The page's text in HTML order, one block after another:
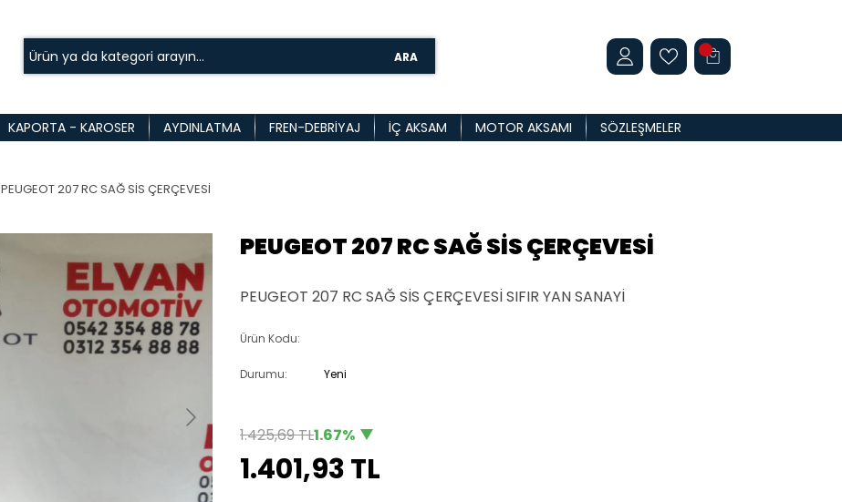
ARA
KAPORTA - KAROSER AYDINLATMA FREN-DEBRIYAJ İÇ AKSAM MOTOR AKSAMI SÖZLEŞMELER
PEUGEOT 207 RC SAĞ SİS ÇERÇEVESİ
PEUGEOT 207 RC SAĞ SİS ÇERÇEVESİ
PEUGEOT 207 RC SAĞ SİS ÇERÇEVESİ SIFIR YAN SANAYİ
Ürün Kodu:
Durumu: Yeni
1.425,69 TL1.67%
1.401,93 TL